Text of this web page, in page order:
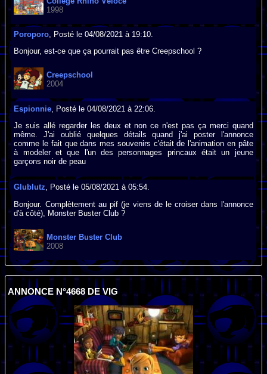
1998
Poroporo, Posté le 04/08/2021 à 19:10.
Bonjour, est-ce que ça pourrait pas être Creepschool ?
Creepschool
2004
Espionnie , Posté le 04/08/2021 à 22:06.
Je suis allé regarder les deux et non ce n'est pas ça merci quand
même. J'ai oublié quelques détails quand j'ai poster l'annonce
comme le fait que dans mes souvenirs c'était de l'animation en pâte
à modeler et que l'un des personnages princaux était un jeune
garçons noir de peau
Glublutz, Posté le 05/08/2021 à 05:54.
Bonjour. Complètement au pif (je viens de le croiser dans l'annonce
d'à côté), Monster Buster Club ?
Monster Buster Club
2008
ANNONCE N°4668 DE VIG